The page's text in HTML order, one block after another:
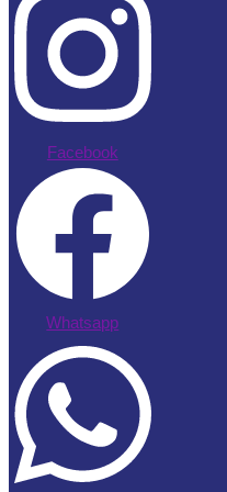
Facebook
Whatsapp